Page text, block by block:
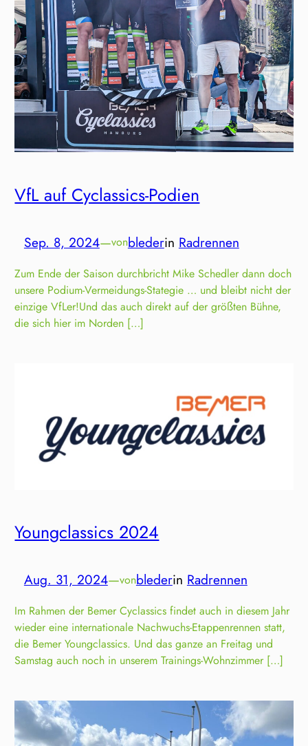
VfL auf Cyclassics-Podien
Sep. 8, 2024—vonblederin Radrennen
Zum Ende der Saison durchbricht Mike Schedler dann doch
unsere Podium-Vermeidungs-Stategie … und bleibt nicht der
einzige VfLer!Und das auch direkt auf der größten Bühne,
die sich hier im Norden […]
Youngclassics 2024
Aug. 31, 2024—vonblederin Radrennen
Im Rahmen der Bemer Cyclassics findet auch in diesem Jahr
wieder eine internationale Nachwuchs-Etappenrennen statt,
die Bemer Youngclassics. Und das ganze an Freitag und
Samstag auch noch in unserem Trainings-Wohnzimmer […]